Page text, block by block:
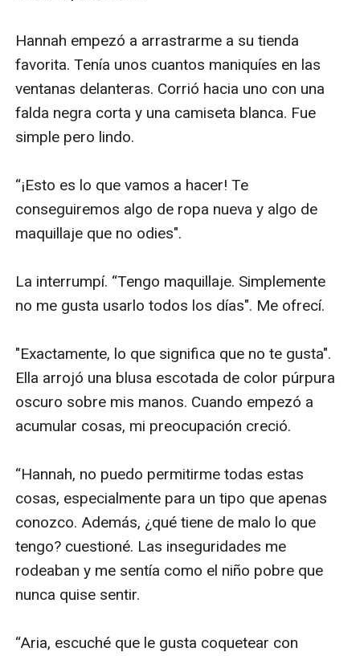
Hannah empezó a arrastrarme a su tienda
favorita. Tenía unos cuantos maniquíes en las
ventanas delanteras. Corrió hacia uno con una
falda negra corta y una camiseta blanca. Fue
simple pero lindo.
“¡Esto es lo que vamos a hacer! Te
conseguiremos algo de ropa nueva y algo de
maquillaje que no odies".
La interrumpí. “Tengo maquillaje. Simplemente
no me gusta usarlo todos los días". Me ofrecí.
"Exactamente, lo que significa que no te gusta".
Ella arrojó una blusa escotada de color púrpura
oscuro sobre mis manos. Cuando empezó a
acumular cosas, mi preocupación creció.
“Hannah, no puedo permitirme todas estas
cosas, especialmente para un tipo que apenas
conozco. Además, ¿qué tiene de malo lo que
tengo? cuestioné. Las inseguridades me
rodeaban y me sentía como el niño pobre que
nunca quise sentir.
“Aria, escuché que le gusta coquetear con